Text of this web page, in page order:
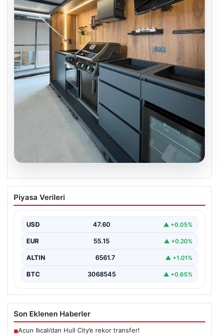
04.08.2026
Açık Alan Yaşam alanlarında Kalite ve
bahçe mutfağı Tasarımları
evlerin en önemli alanlarından bir tanesi haline
gelmiştir.…
Piyasa Verileri
USD 47.60 ▲ +0.05%
EUR 55.15 ▲ +0.20%
ALTIN 6561.7 ▲ +1.01%
BTC 3068545 ▲ +0.65%
Son Eklenen Haberler
■Acun Ilıcalı’dan Hull City’e rekor transfer!